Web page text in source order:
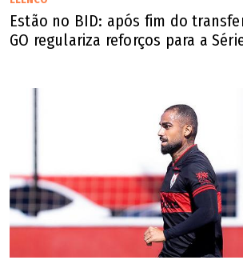
vaga ao vencerem, fora de casa, por 1 a
Juventude, respectivamente.
Estão no BID: após fim do
GO regulariza reforços para a